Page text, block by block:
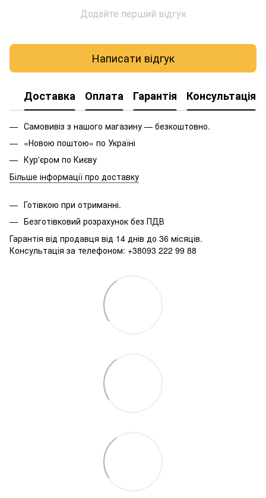
Додайте перший відгук
Написати відгук
Доставка Оплата Гарантія Консультація
Самовивіз з нашого магазину — безкоштовно.
«Новою поштою» по Україні
Кур'єром по Києву
Більше інформації про доставку
Готівкою при отриманні.
Безготівковий розрахунок без ПДВ
Гарантія від продавця від 14 днів до 36 місяців.
Консультація за телефоном: +38093 222 99 88